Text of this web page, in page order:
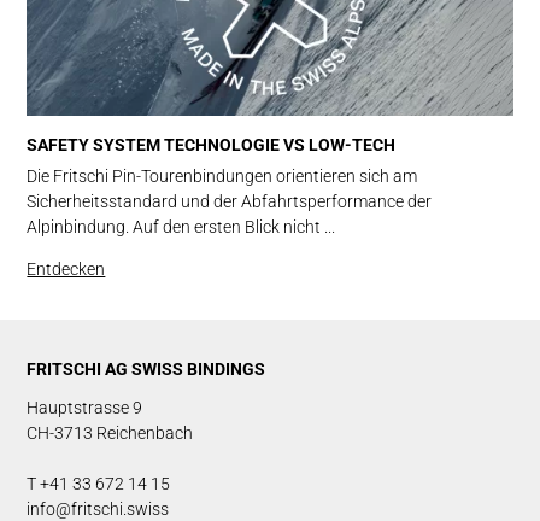
SAFETY SYSTEM TECHNOLOGIE VS LOW-TECH
Die Fritschi Pin-Tourenbindungen orientieren sich am
Sicherheitsstandard und der Abfahrtsperformance der
Alpinbindung. Auf den ersten Blick nicht ...
Entdecken
FRITSCHI AG SWISS BINDINGS
Hauptstrasse 9
CH-3713 Reichenbach
T +41 33 672 14 15
info@fritschi.swiss